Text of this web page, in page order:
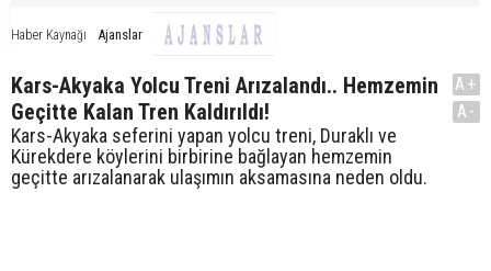
Haber Kaynağı Ajanslar
Kars-Akyaka Yolcu Treni Arızalandı.. Hemzemin
Geçitte Kalan Tren Kaldırıldı!
Kars-Akyaka seferini yapan yolcu treni, Duraklı ve
Kürekdere köylerini birbirine bağlayan hemzemin
geçitte arızalanarak ulaşımın aksamasına neden oldu.
A+
A-